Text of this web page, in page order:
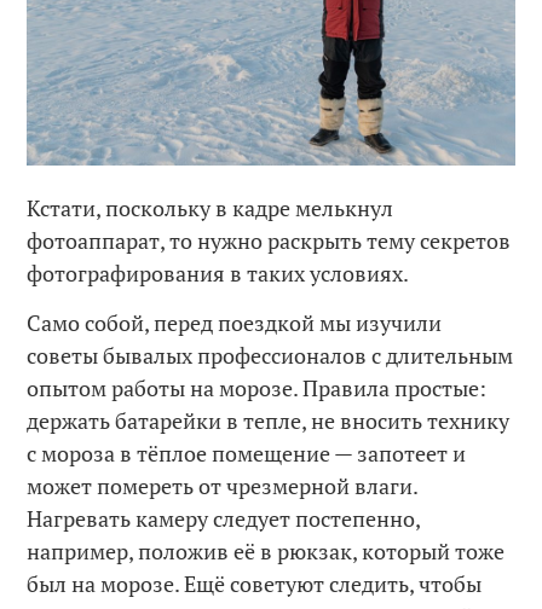
Кстати, поскольку в кадре мелькнул
фотоаппарат, то нужно раскрыть тему секретов
фотографирования в таких условиях.
Само собой, перед поездкой мы изучили
советы бывалых профессионалов с длительным
опытом работы на морозе. Правила простые:
держать батарейки в тепле, не вносить технику
с мороза в тёплое помещение — запотеет и
может помереть от чрезмерной влаги.
Нагревать камеру следует постепенно,
например, положив её в рюкзак, который тоже
был на морозе. Ещё советуют следить, чтобы